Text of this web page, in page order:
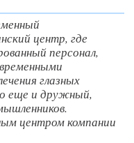
центр, где
персонал,
глазных
еще и дружный,
центром компании